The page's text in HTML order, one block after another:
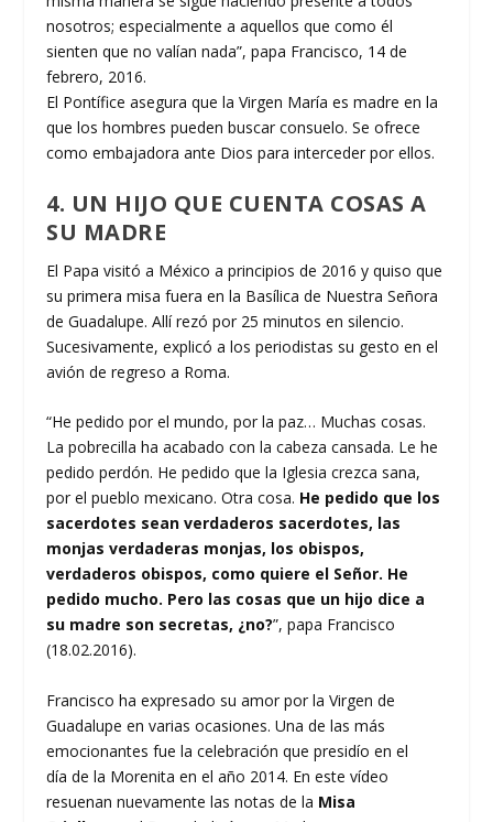
nosotros; especialmente a aquellos que como él
sienten que no valí­an nada”, papa Francisco, 14 de
febrero, 2016.
El Pontífice asegura que la Virgen Marí­a es madre en la
que los hombres pueden buscar consuelo. Se ofrece
como embajadora ante Dios para interceder por ellos.
4. UN HIJO QUE CUENTA COSAS A
SU MADRE
El Papa visitó a México a principios de 2016 y quiso que
su primera misa fuera en la Basílica de Nuestra Señora
de Guadalupe. Allí rezó por 25 minutos en silencio.
Sucesivamente, explicó a los periodistas su gesto en el
avión de regreso a Roma.
“He pedido por el mundo, por la paz… Muchas cosas.
La pobrecilla ha acabado con la cabeza cansada. Le he
pedido perdón. He pedido que la Iglesia crezca sana,
por el pueblo mexicano. Otra cosa. He pedido que los
sacerdotes sean verdaderos sacerdotes, las
monjas verdaderas monjas, los obispos,
verdaderos obispos, como quiere el Señor. He
pedido mucho. Pero las cosas que un hijo dice a
su madre son secretas, ¿no?”, papa Francisco
(18.02.2016).
Francisco ha expresado su amor por la Virgen de
Guadalupe en varias ocasiones. Una de las más
emocionantes fue la celebración que presidío en el
día de la Morenita en el año 2014. En este vídeo
resuenan nuevamente las notas de la Misa